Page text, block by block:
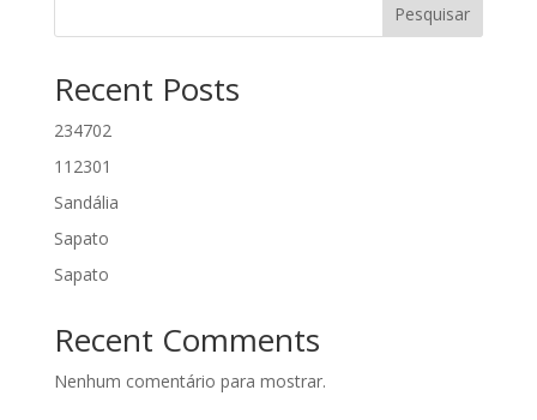
Pesquisar
Recent Posts
234702
112301
Sandália
Sapato
Sapato
Recent Comments
Nenhum comentário para mostrar.